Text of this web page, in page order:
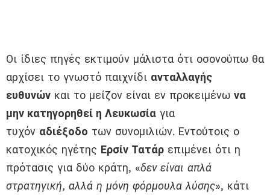
Οι ίδιες πηγές εκτιμούν μάλιστα ότι οσονούπω θα
αρχίσει το γνωστό παιχνίδι ανταλλαγής
ευθυνών και το μείζον είναι εν προκειμένω να
μην κατηγορηθεί η Λευκωσία για
τυχόν αδιέξοδο των συνομιλιών. Εντούτοις ο
κατοχικός ηγέτης Ερσίν Τατάρ επιμένει ότι η
πρότασις για δύο κράτη, «δεν είναι απλά
στρατηγική, αλλά η μόνη φόρμουλα λύσης», κάτι